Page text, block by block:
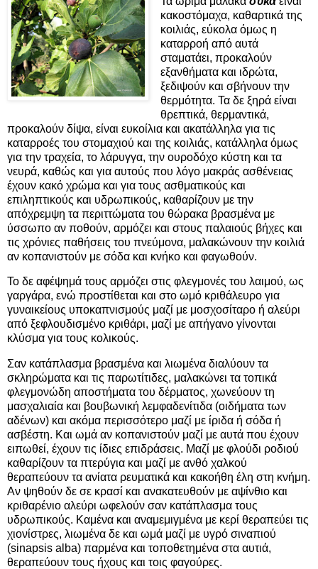
κακοστόμαχα, καθαρτικά της
κοιλιάς, εύκολα όμως η
καταρροή από αυτά
σταματάει, προκαλούν
εξανθήματα και ιδρώτα,
ξεδιψούν και σβήνουν την
θερμότητα. Τα δε ξηρά είναι
θρεπτικά, θερμαντικά,
προκαλούν δίψα, είναι ευκοίλια και ακατάλληλα για τις
καταρροές του στομαχιού και της κοιλιάς, κατάλληλα όμως
για την τραχεία, το λάρυγγα, την ουροδόχο κύστη και τα
νευρά, καθώς και για αυτούς που λόγο μακράς ασθένειας
έχουν κακό χρώμα και για τους ασθματικούς και
επιληπτικούς και υδρωπικούς, καθαρίζουν με την
απόχρεμψη τα περιττώματα του θώρακα βρασμένα με
ύσσωπο αν ποθούν, αρμόζει και στους παλαιούς βήχες και
τις χρόνιες παθήσεις του πνεύμονα, μαλακώνουν την κοιλιά
αν κοπανιστούν με σόδα και κνήκο και φαγωθούν.
Το δε αφέψημά τους αρμόζει στις φλεγμονές του λαιμού, ως
γαργάρα, ενώ προστίθεται και στο ωμό κριθάλευρο για
γυναικείους υποκαπνισμούς μαζί με μοσχοσίταρο ή αλεύρι
από ξεφλουδισμένο κριθάρι, μαζί με απήγανο γίνονται
κλύσμα για τους κολικούς.
Σαν κατάπλασμα βρασμένα και λιωμένα διαλύουν τα
σκληρώματα και τις παρωτίτιδες, μαλακώνει τα τοπικά
φλεγμονώδη αποστήματα του δέρματος, χωνεύουν τη
μασχαλιαία και βουβωνική λεμφαδενίτιδα (οιδήματα των
αδένων) και ακόμα περισσότερο μαζί με ίριδα ή σόδα ή
ασβέστη. Και ωμά αν κοπανιστούν μαζί με αυτά που έχουν
ειπωθεί, έχουν τις ίδιες επιδράσεις. Μαζί με φλούδι ροδιού
καθαρίζουν τα πτερύγια και μαζί με ανθό χαλκού
θεραπεύουν τα ανίατα ρευματικά και κακοήθη έλη στη κνήμη.
Αν ψηθούν δε σε κρασί και ανακατευθούν με αψίνθιο και
κριθαρένιο αλεύρι ωφελούν σαν κατάπλασμα τους
υδρωπικούς. Καμένα και αναμεμιγμένα με κερί θεραπεύει τις
χιονίστρες, λιωμένα δε και ωμά μαζί με υγρό σιναπιού
(sinapsis alba) παρμένα και τοποθετημένα στα αυτιά,
θεραπεύουν τους ήχους και τοις φαγούρες.